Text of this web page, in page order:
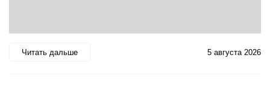
Читать дальше 5 августа 2026